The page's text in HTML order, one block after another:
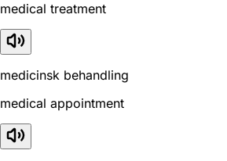
medical treatment
medicinsk behandling
medical appointment